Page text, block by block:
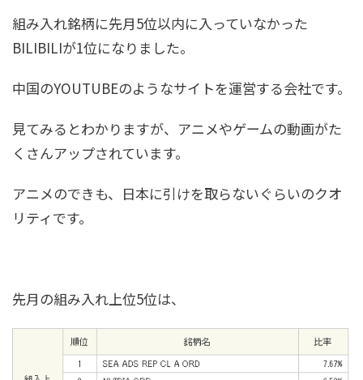
組み入れ銘柄に先月5位以内に入っていなかった
BILIBILIが1位になりました。
中国のYOUTUBEのようなサイトを運営する会社です。
見てみるとわかりますが、アニメやゲームの動画がた
くさんアップされています。
アニメのできも、日本に引けを取らないぐらいのクオ
リティです。
先月の組み入れ上位5位は、